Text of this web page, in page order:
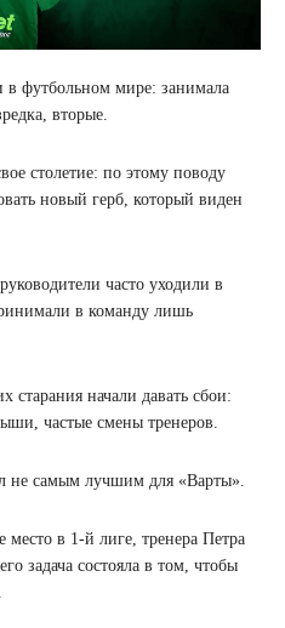
в футбольном мире: занимала
вторые.
столетие: по этому поводу
новый герб, который виден
часто уходили в
в команду лишь
старания начали давать сбои:
частые смены тренеров.
не самым лучшим для «Варты».
место в 1-й лиге, тренера Петра
задача состояла в том, чтобы